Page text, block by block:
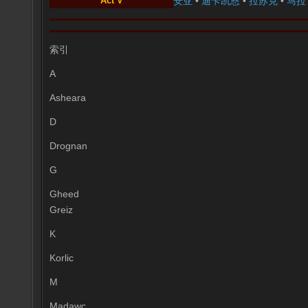
索引
A
Asheara
D
Drognan
G
Gheed
Greiz
K
Korlic
M